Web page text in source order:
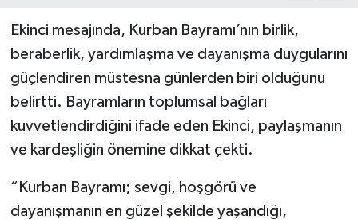
Ekinci mesajında, Kurban Bayramı’nın birlik,
beraberlik, yardımlaşma ve dayanışma duygularını
güçlendiren müstesna günlerden biri olduğunu
belirtti. Bayramların toplumsal bağları
kuvvetlendirdiğini ifade eden Ekinci, paylaşmanın
ve kardeşliğin önemine dikkat çekti.
“Kurban Bayramı; sevgi, hoşgörü ve
dayanışmanın en güzel şekilde yaşandığı,
SAĞLIK
SPOR
TEKNOLOJİ
TİCARET
YAŞAM